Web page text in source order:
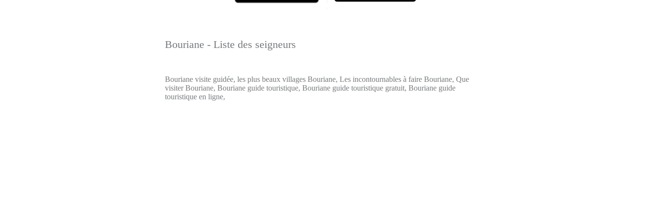
Bouriane - Liste des seigneurs
Bouriane visite guidée, les plus beaux villages Bouriane, Les incontournables à faire Bouriane, Que
visiter Bouriane, Bouriane guide touristique, Bouriane guide touristique gratuit, Bouriane guide
touristique en ligne,